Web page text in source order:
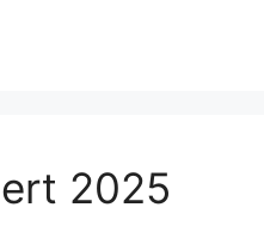
2025